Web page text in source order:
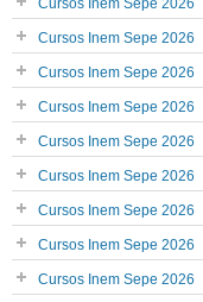
Cursos Inem Sepe 2026
Cursos Inem Sepe 2026
Cursos Inem Sepe 2026
Cursos Inem Sepe 2026
Cursos Inem Sepe 2026
Cursos Inem Sepe 2026
Cursos Inem Sepe 2026
Cursos Inem Sepe 2026
Cursos Inem Sepe 2026